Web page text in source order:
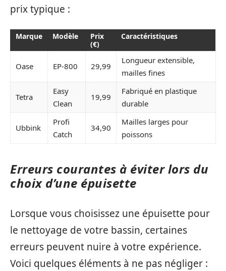
prix typique :
Marque Modèle
Prix
(€)
Caractéristiques
Oase EP-800 29,99
Longueur extensible,
mailles fines
Tetra
Easy
Clean
19,99
Fabriqué en plastique
durable
Ubbink
Profi
Catch
34,90
Mailles larges pour
poissons
Erreurs courantes à éviter lors du
choix d’une épuisette
Lorsque vous choisissez une épuisette pour
le nettoyage de votre bassin, certaines
erreurs peuvent nuire à votre expérience.
Voici quelques éléments à ne pas négliger :